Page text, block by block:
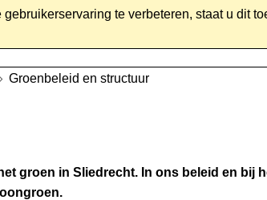
te verbeteren, staat u dit
Groenbeleid en structuur
groen in Sliedrecht. In ons beleid en bij